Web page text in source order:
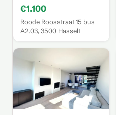
€1.100
Roode Roosstraat 15 bus
A2.03, 3500 Hasselt